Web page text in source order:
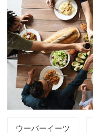
ウーバーイーツ